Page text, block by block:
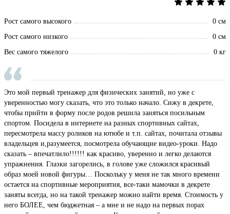
Рост самого высокого
0 см
Рост самого низкого
0 см
Вес самого тяжелого
0 кг
Это мой первый тренажер для физических занятий, но уже с
уверенностью могу сказать, что это только начало. Сижу в декрете,
чтобы прийти в форму после родов решила заняться посильным
спортом. Посидела в интернете на разных спортивных сайтах,
пересмотрела массу роликов на ютюбе и т.п. сайтах, почитала отзывы
владельцев и,разумеется, посмотрела обучающие видео-уроки. Надо
сказать – впечатлило!!!!!! как красиво, уверенно и легко делаются
упражнения. Глазки загорелись, в голове уже сложился красивый
образ моей новой фигуры… Поскольку у меня не так много времени
остается на спортивные мероприятия, все-таки мамочки в декрете
заняты всегда, но на такой тренажер можно найти время. Стоимость у
него БОЛЕЕ, чем бюджетная – а мне и не надо на первых порах